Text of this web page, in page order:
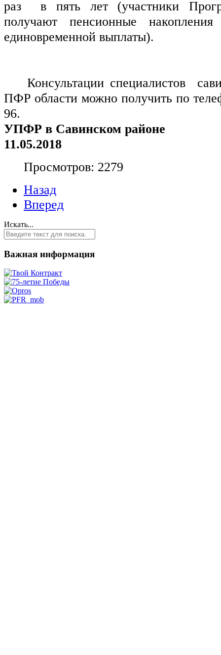
раз  в пять лет (участники
получают пенсионные
единовременной выплаты).
Консультации специалистов
ПФР области можно получить по
96.
УПФР в Савинском районе
11.05.2018
Просмотров: 2279
Назад
Вперед
Искать...
Важная информация